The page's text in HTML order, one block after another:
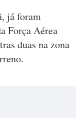
já foram
Força Aérea
duas na zona